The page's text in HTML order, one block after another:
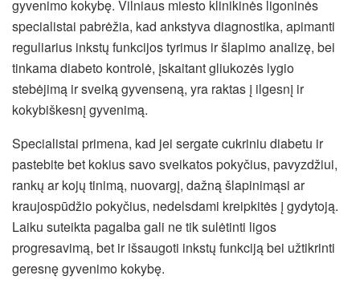
gyvenimo kokybę. Vilniaus miesto klinikinės ligoninės
specialistai pabrėžia, kad ankstyva diagnostika, apimanti
reguliarius inkstų funkcijos tyrimus ir šlapimo analizę, bei
tinkama diabeto kontrolė, įskaitant gliukozės lygio
stebėjimą ir sveiką gyvenseną, yra raktas į ilgesnį ir
kokybiškesnį gyvenimą.
Specialistai primena, kad jei sergate cukriniu diabetu ir
pastebite bet kokius savo sveikatos pokyčius, pavyzdžiui,
rankų ar kojų tinimą, nuovargį, dažną šlapinimąsi ar
kraujospūdžio pokyčius, nedelsdami kreipkitės į gydytoją.
Laiku suteikta pagalba gali ne tik sulėtinti ligos
progresavimą, bet ir išsaugoti inkstų funkciją bei užtikrinti
geresnę gyvenimo kokybę.